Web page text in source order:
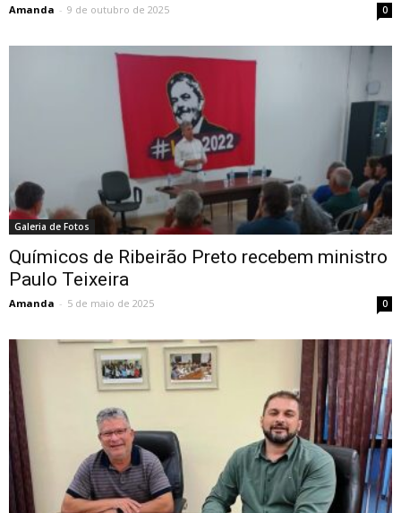
Amanda - 9 de outubro de 2025 0
Galeria de Fotos
Químicos de Ribeirão Preto recebem ministro
Paulo Teixeira
Amanda - 5 de maio de 2025 0